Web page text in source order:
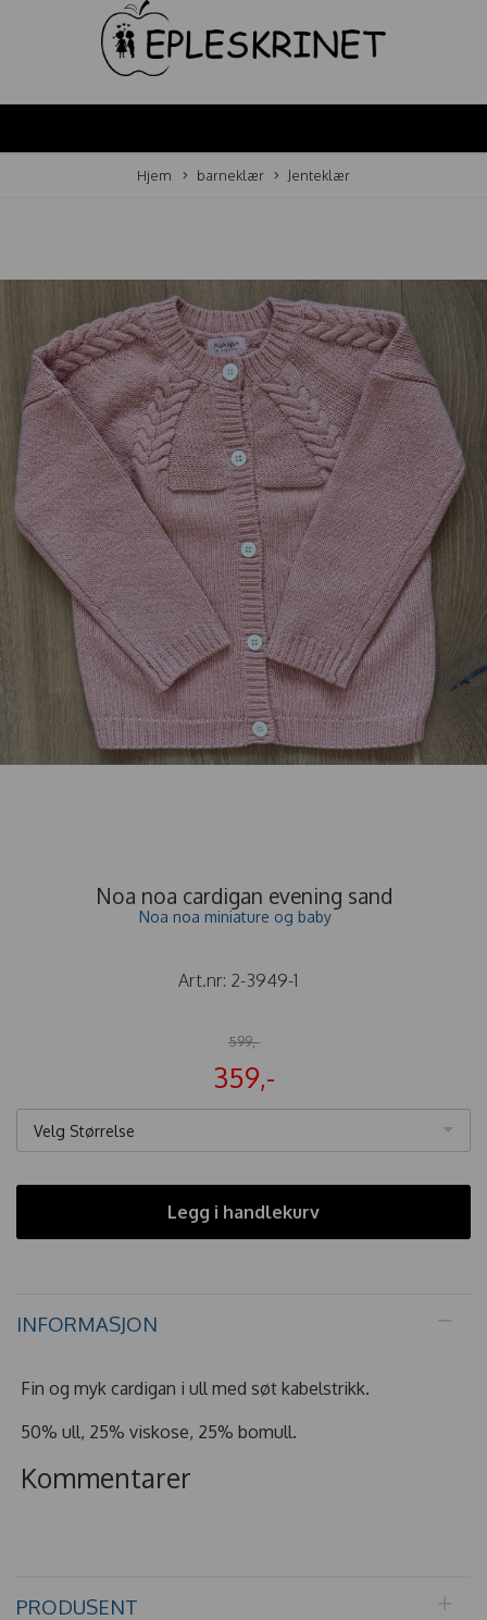
Hjem barneklær Jenteklær
Noa noa cardigan evening sand
Noa noa miniature og baby
Art.nr: 2-3949-1
599,-
359,-
Velg Størrelse
Legg i handlekurv
INFORMASJON
Fin og myk cardigan i ull med søt kabelstrikk.
50% ull, 25% viskose, 25% bomull.
Kommentarer
PRODUSENT